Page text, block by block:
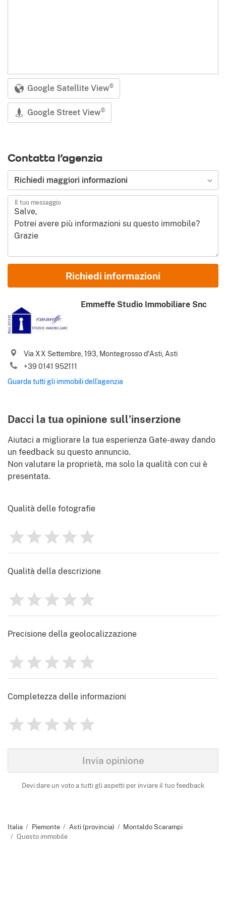
Google Satellite View©
Google Street View©
Contatta l’agenzia
Tipologia di richiesta
Richiedi maggiori informazioni
Il tuo messaggio
Nome e Cognome
Telefono (incl. prefisso internaz.)
Termini d’uso Informativa sulla privacy
da Gate-away.com . Termini d’uso
Richiedi informazioni
Emmeffe Studio Immobiliare Snc
Via XX Settembre, 193, Montegrosso d'Asti, Asti
+39 0141 952111
Guarda tutti gli immobili dell’agenzia
Dacci la tua opinione sull’inserzione
Aiutaci a migliorare la tua esperienza Gate-away dando
un feedback su questo annuncio.
Non valutare la proprietà, ma solo la qualità con cui è
presentata.
Qualità delle fotografie
Valutazione
0
1 2 3 4 5
Qualità della descrizione
Valutazione
0
1 2 3 4 5
Precisione della geolocalizzazione
Valutazione
0
1 2 3 4 5
Completezza delle informazioni
Valutazione
0
1 2 3 4 5
Invia opinione
Devi dare un voto a tutti gli aspetti per inviare il tuo feedback
Italia Piemonte Asti (provincia)
Montaldo Scarampi
Questo immobile